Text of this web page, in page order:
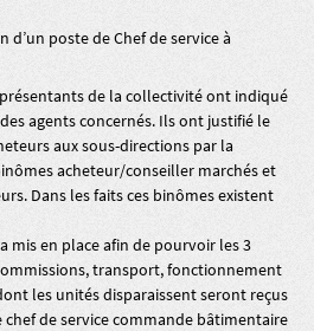
d’un poste de Chef de service à
de la collectivité ont indiqué
agents concernés. Ils ont justifié le
aux sous-directions par la
acheteur/conseiller marchés et
Dans les faits ces binômes existent
mis en place afin de pourvoir les 3
transport, fonctionnement
les unités disparaissent seront reçus
de service commande bâtimentaire